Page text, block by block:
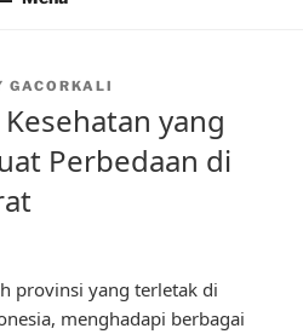
GACORKALI
yang
Perbedaan di
provinsi yang terletak di
menghadapi berbagai